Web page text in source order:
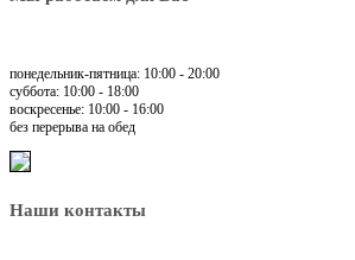
понедельник-пятница: 10:00 - 20:00
суббота: 10:00 - 18:00
воскресенье: 10:00 - 16:00
без перерыва на обед
Наши контакты